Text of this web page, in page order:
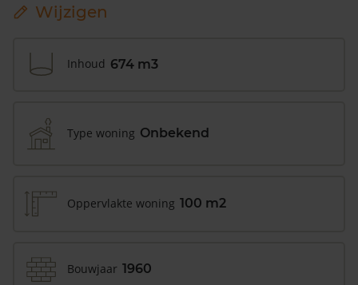
Wijzigen
Inhoud 674 m3
Type woning Onbekend
Oppervlakte woning 100 m2
Bouwjaar 1960